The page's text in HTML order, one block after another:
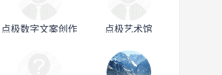
点极数字文案创作
点极艺术馆